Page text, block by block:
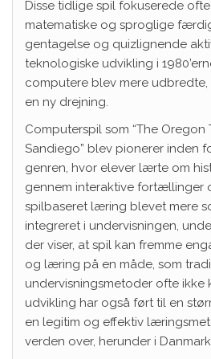
Disse tidlige spil fokuserede
matematiske og sproglige
gentagelse og quizlignende
teknologiske udvikling i
computere blev mere
en ny drejning.
Computerspil som “The Oregon
Sandiego” blev pionerer inden
genren, hvor elever lærte om
gennem interaktive fortællinger
spilbaseret læring blevet mere
integreret i undervisningen,
der viser, at spil kan fremme
og læring på en måde, som
undervisningsmetoder ofte ikke
udvikling har også ført til en
en legitim og effektiv
verden over, herunder i